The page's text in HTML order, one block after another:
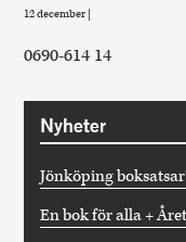
12 december |
0690-614 14
Nyheter
Jönköping
En bok för alla +